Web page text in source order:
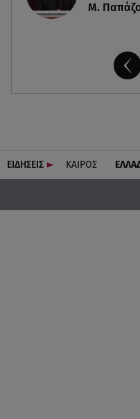
Μ.
ΕΙΔΗΣΕΙΣ ΚΑΙΡΟΣ